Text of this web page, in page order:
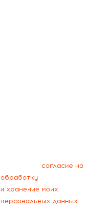
согласие на
обработку
и хранение моих
персональных данных